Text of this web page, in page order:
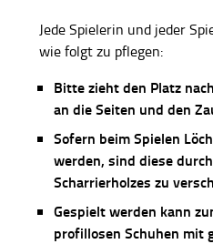
Jede Spielerin und jeder
wie folgt zu pflegen:
Bitte zieht den Platz
an die Seiten und den
Sofern beim Spielen
werden, sind diese
Scharrierholzes zu
Gespielt werden kann
profillosen Schuhen mit